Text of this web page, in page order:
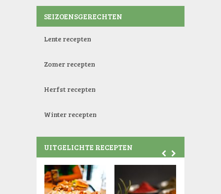
SEIZOENSGERECHTEN
Lente recepten
Zomer recepten
Herfst recepten
Winter recepten
UITGELICHTE RECEPTEN